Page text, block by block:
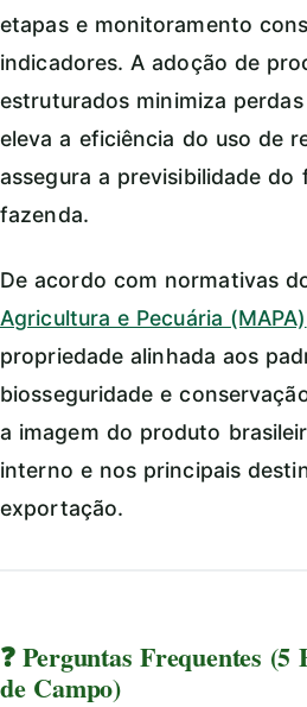
etapas e monitoramento
indicadores. A adoção de
estruturados minimiza
eleva a eficiência do uso de
assegura a previsibilidade do
fazenda.
De acordo com normativas
Agricultura e Pecuária (MAPA)
propriedade alinhada aos
biosseguridade e
a imagem do produto
interno e nos principais
exportação.
❓ Perguntas Frequentes (5
de Campo)